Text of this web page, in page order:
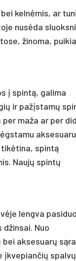
kelnėmis, ar
nusėda
žinoma,
į spintą, galima
ir pažįstamų
maža ar per
tikėtina, spintą
Naujų spintų
lengva
Nuo
aksesuarų
įkvepiančių spalvų